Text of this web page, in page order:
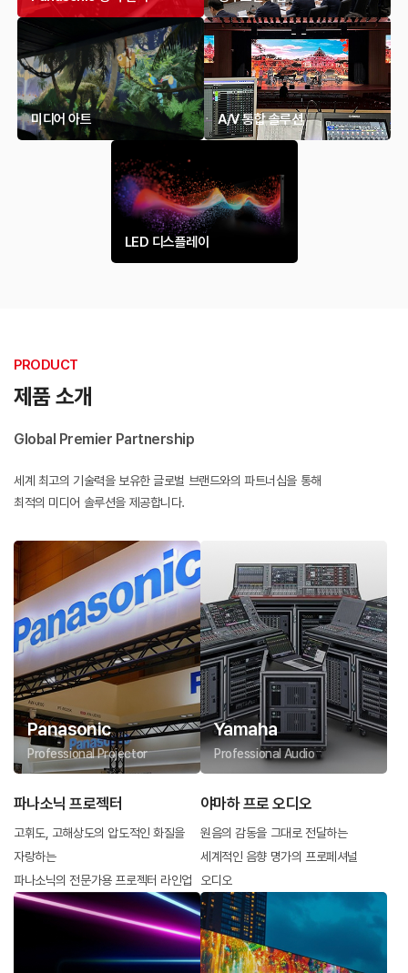
미디어 아트 A/V 통합 솔루션
LED 디스플레이
PRODUCT
제품 소개
Global Premier Partnership
세계 최고의 기술력을 보유한 글로벌 브랜드와의 파트너십을 통해
최적의 미디어 솔루션을 제공합니다.
Panasonic
Professional Projector
파나소닉 프로젝터
고휘도, 고해상도의 압도적인 화질을
자랑하는
파나소닉의 전문가용 프로젝터 라인업
Yamaha
Professional Audio
야마하 프로 오디오
원음의 감동을 그대로 전달하는
세계적인 음향 명가의 프로페셔널
오디오